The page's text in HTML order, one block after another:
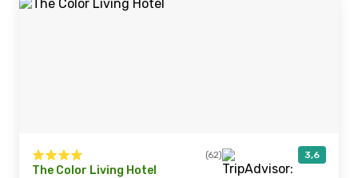
(62) 3,6
The Color Living Hotel